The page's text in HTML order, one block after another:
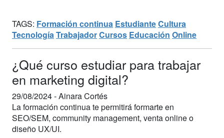
TAGS: Formación continua EstudianteCultura
Tecnología TrabajadorCursos Educación Online
¿Qué curso estudiar para trabajar
en marketing digital?
29/08/2024 -Ainara Cortés
La formación continua te permitirá formarte en
SEO/SEM, community management, venta online o
diseño UX/UI.